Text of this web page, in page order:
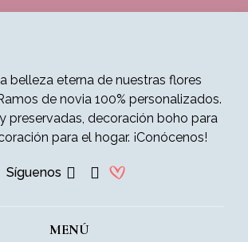
belleza eterna de nuestras flores
de novia 100% personalizados.
preservadas, decoración boho para
para el hogar. ¡Conócenos!
Síguenos
MENÚ